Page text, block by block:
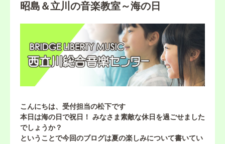
昭島＆立川の音楽教室～海の日
こんにちは、受付担当の松下です
本日は海の日で祝日！ みなさま素敵な休日を過ごせました
でしょうか？
ということで今回のブログは夏の楽しみについて書いてい